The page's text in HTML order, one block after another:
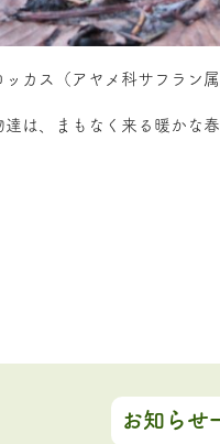
カス（アヤメ科サフラン
は、まもなく来る暖かな春
お知らせ